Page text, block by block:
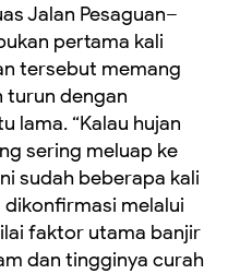
Jalan Pesaguan–
pertama kali
tersebut memang
turun dengan
lama. “Kalau hujan
sering meluap ke
sudah beberapa kali
melalui
faktor utama banjir
dan tingginya curah